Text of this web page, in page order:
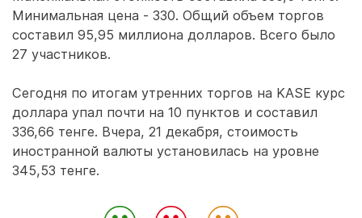
Минимальная цена - 330. Общий объем торгов
составил 95,95 миллиона долларов. Всего было
27 участников.
Сегодня по итогам утренних торгов на KASE курс
доллара упал почти на 10 пунктов и составил
336,66 тенге. Вчера, 21 декабря, стоимость
иностранной валюты установилась на уровне
345,53 тенге.